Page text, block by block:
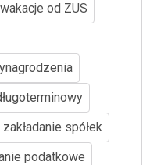
wakacje od ZUS
zakładanie spółek
podatkowe